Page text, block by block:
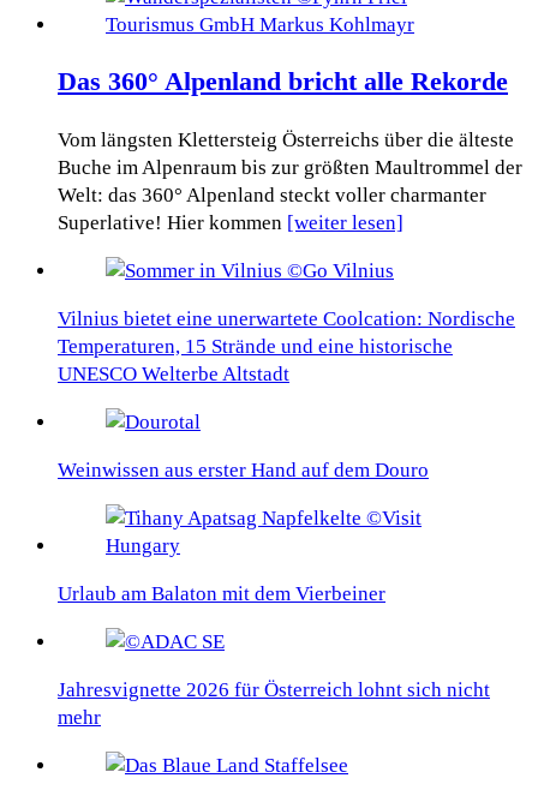
Das 360° Alpenland bricht alle Rekorde
Vom längsten Klettersteig Österreichs über die älteste
Buche im Alpenraum bis zur größten Maultrommel der
Welt: das 360° Alpenland steckt voller charmanter
Superlative! Hier kommen [weiter lesen]
Vilnius bietet eine unerwartete Coolcation: Nordische
Temperaturen, 15 Strände und eine historische
UNESCO Welterbe Altstadt
Weinwissen aus erster Hand auf dem Douro
Urlaub am Balaton mit dem Vierbeiner
Jahresvignette 2026 für Österreich lohnt sich nicht
mehr